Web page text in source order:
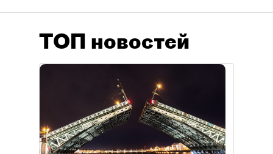
ТОП новостей